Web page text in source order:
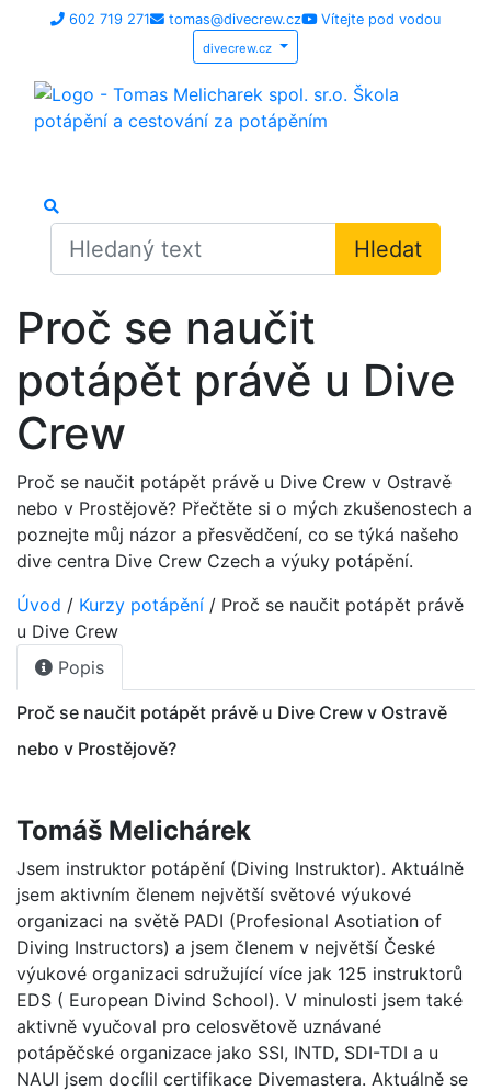
602 719 271 tomas@divecrew.cz Vítejte pod vodou
divecrew.cz
Hledat
Proč se naučit
potápět právě u Dive
Crew
Proč se naučit potápět právě u Dive Crew v Ostravě
nebo v Prostějově? Přečtěte si o mých zkušenostech a
poznejte můj názor a přesvědčení, co se týká našeho
dive centra Dive Crew Czech a výuky potápění.
Úvod / Kurzy potápění / Proč se naučit potápět právě
u Dive Crew
Popis
Proč se naučit potápět právě u Dive Crew v Ostravě
nebo v Prostějově?
Tomáš Melichárek
Jsem instruktor potápění (Diving Instruktor). Aktuálně
jsem aktivním členem největší světové výukové
organizaci na světě PADI (Profesional Asotiation of
Diving Instructors) a jsem členem v největší České
výukové organizaci sdružující více jak 125 instruktorů
EDS ( European Divind School). V minulosti jsem také
aktivně vyučoval pro celosvětově uznávané
potápěčské organizace jako SSI, INTD, SDI-TDI a u
NAUI jsem docílil certifikace Divemastera. Aktuálně se